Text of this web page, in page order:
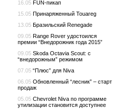
16.05 FUN-пикап
15.05 Принаряженный Touareg
13.05 Бразильский Renegade
09.05 Range Rover удостоился
премии “Внедорожник года 2015”
09.05 Skoda Octavia Scout: с
“внедорожным” режимом
07.05 “Плюс” для Niva
06.05 Обновленный “лесник” – старт
продаж
05.05 Chevrolet Niva по программе
утилизации становится доступнее